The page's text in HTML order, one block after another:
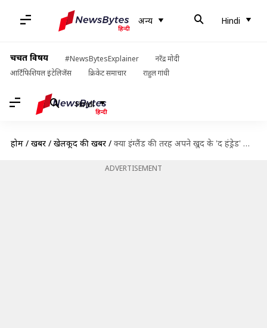
अन्य Hindi
चर्चित विषय #NewsBytesExplainer
नरेंद्र मोदी
आर्टिफिशियल इंटेलिजेंस
क्रिकेट समाचार राहुल गांधी
Hindi
होम / खबरें / खेलकूद की खबरें / क्या इंग्लैंड की तरह अपने खुद के 'द हंड्रेड' की तैयारी कर रही है BCCI?
ADVERTISEMENT